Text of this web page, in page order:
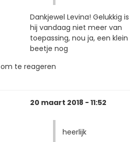
Dankjewel Levina! Gelukkig is
hij vandaag niet meer van
toepassing, nou ja, een klein
beetje nog
om te reageren
20 maart 2018 - 11:52
heerlijk